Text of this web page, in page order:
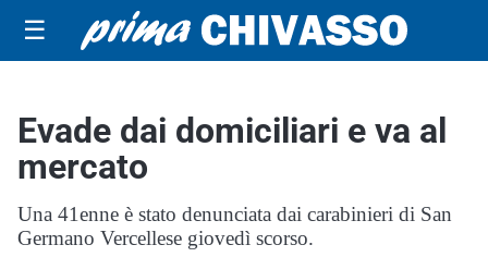
☰
Evade dai domiciliari e va al
mercato
Una 41enne è stato denunciata dai carabinieri di San
Germano Vercellese giovedì scorso.